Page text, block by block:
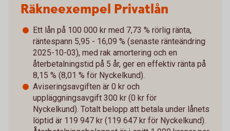
Räkneexempel Privatlån
Ett lån på 100 000 kr med 7,73 % rörlig ränta,
räntespann 5,95 - 16,09 % (senaste ränteändring
2025-10-03), med rak amortering och en
återbetalningstid på 5 år, ger en effektiv ränta på
8,15 % (8,01 % för Nyckelkund).
Aviseringsavgiften är 0 kr och
uppläggningsavgift 300 kr (0 kr för
Nyckelkund). Totalt belopp att betala under lånets
löptid är 119 947 kr (119 647 kr för Nyckelkund).